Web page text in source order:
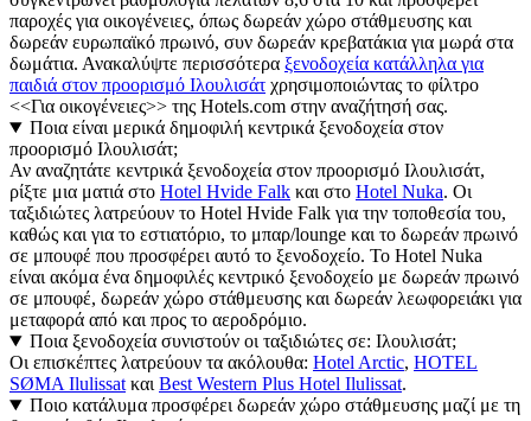
παροχές για οικογένειες, όπως δωρεάν χώρο στάθμευσης και
δωρεάν ευρωπαϊκό πρωινό, συν δωρεάν κρεβατάκια για μωρά στα
δωμάτια. Ανακαλύψτε περισσότερα ξενοδοχεία κατάλληλα για
παιδιά στον προορισμό Ιλουλισάτ χρησιμοποιώντας το φίλτρο
<<Για οικογένειες>> της Hotels.com στην αναζήτησή σας.
Ποια είναι μερικά δημοφιλή κεντρικά ξενοδοχεία στον
προορισμό Ιλουλισάτ;
Αν αναζητάτε κεντρικά ξενοδοχεία στον προορισμό Ιλουλισάτ,
ρίξτε μια ματιά στο Hotel Hvide Falk και στο Hotel Nuka. Οι
ταξιδιώτες λατρεύουν το Hotel Hvide Falk για την τοποθεσία του,
καθώς και για το εστιατόριο, το μπαρ/lounge και το δωρεάν πρωινό
σε μπουφέ που προσφέρει αυτό το ξενοδοχείο. Το Hotel Nuka
είναι ακόμα ένα δημοφιλές κεντρικό ξενοδοχείο με δωρεάν πρωινό
σε μπουφέ, δωρεάν χώρο στάθμευσης και δωρεάν λεωφορειάκι για
μεταφορά από και προς το αεροδρόμιο.
Ποια ξενοδοχεία συνιστούν οι ταξιδιώτες σε: Ιλουλισάτ;
Οι επισκέπτες λατρεύουν τα ακόλουθα: Hotel Arctic, HOTEL
SØMA Ilulissat και Best Western Plus Hotel Ilulissat.
Ποιο κατάλυμα προσφέρει δωρεάν χώρο στάθμευσης μαζί με τη